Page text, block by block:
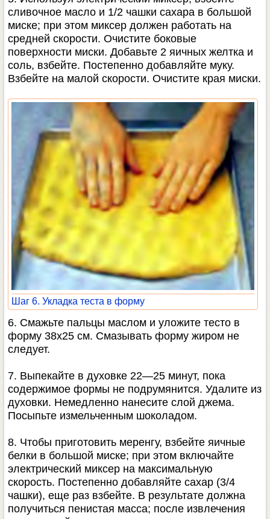
сливочное масло и 1/2 чашки сахара в большой
миске; при этом миксер должен работать на
средней скорости. Очистите боковые
поверхности миски. Добавьте 2 яичных желтка и
соль, взбейте. Постепенно добавляйте муку.
Взбейте на малой скорости. Очистите края миски.
Шаг 6. Укладка теста в форму
6. Смажьте пальцы маслом и уложите тесто в
форму 38х25 см. Смазывать форму жиром не
следует.
7. Выпекайте в духовке 22—25 минут, пока
содержимое формы не подрумянится. Удалите из
духовки. Немедленно нанесите слой джема.
Посыпьте измельченным шоколадом.
8. Чтобы приготовить меренгу, взбейте яичные
белки в большой миске; при этом включайте
электрический миксер на максимальную
скорость. Постепенно добавляйте сахар (3/4
чашки), еще раз взбейте. В результате должна
получиться пенистая масса; после извлечения